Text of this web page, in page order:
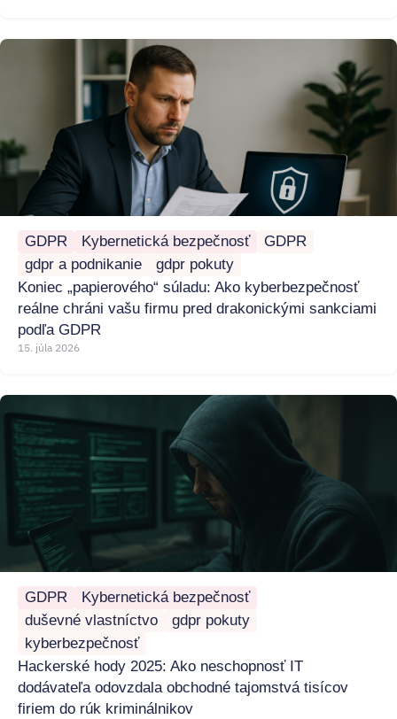
GDPR Kybernetická bezpečnosť
GDPR
gdpr a podnikanie
gdpr pokuty
Koniec „papierového“ súladu: Ako kyberbezpečnosť
reálne chráni vašu firmu pred drakonickými sankciami
podľa GDPR
15. júla 2026
GDPR
Kybernetická bezpečnosť
duševné vlastníctvo
gdpr pokuty
kyberbezpečnosť
Hackerské hody 2025: Ako neschopnosť IT
dodávateľa odovzdala obchodné tajomstvá tisícov
firiem do rúk kriminálnikov